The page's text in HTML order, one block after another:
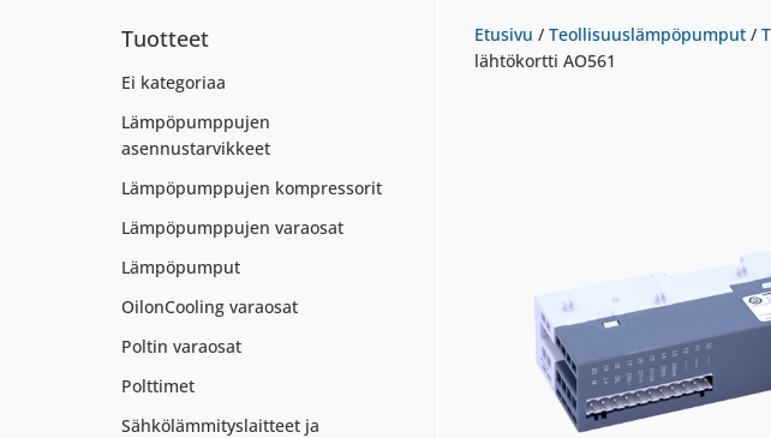
Etusivu / Teollisuuslämpöpumput/
lähtökortti AO561
Tuotteet
Ei kategoriaa
Lämpöpumppujen
asennustarvikkeet
Lämpöpumppujen kompressorit
Lämpöpumppujen varaosat
Lämpöpumput
OilonCooling varaosat
Poltin varaosat
Polttimet
Sähkölämmityslaitteet ja